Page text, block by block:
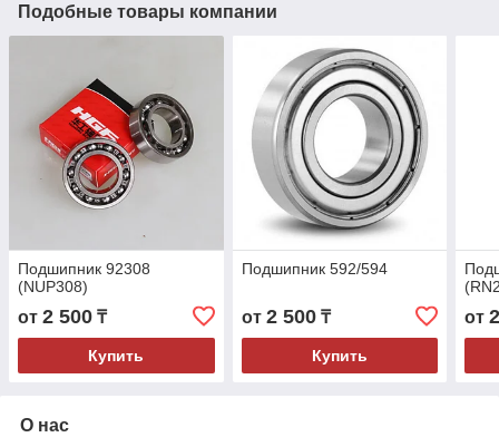
Подобные товары компании
Подшипник 92308
(NUP308)
от 2 500 ₸
Купить
Подшипник 592/594
от 2 500₸
Купить
от
О нас